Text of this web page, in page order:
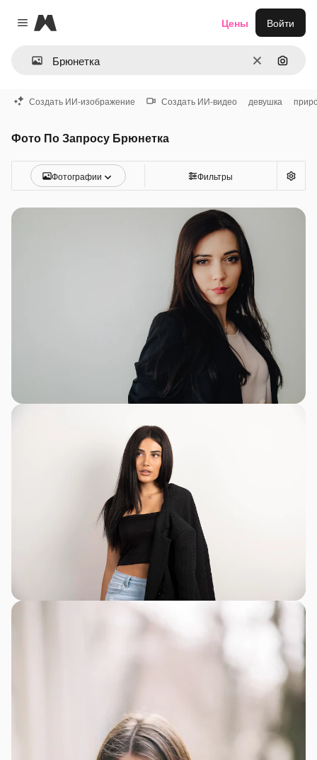
Close menu
Magnific
ОчиститьПоиск
Цены Войти
Создать ИИ-изображение Создать ИИ-видео девушка
Фото По Запросу Брюнетка
Фотографии Фильтры